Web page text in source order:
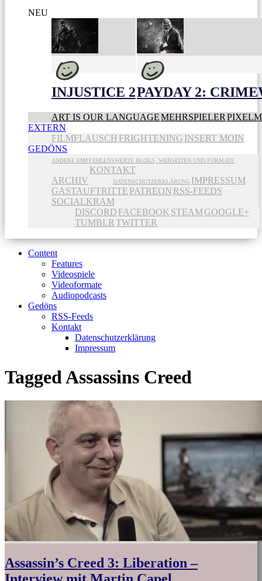
NEU
INJUSTICE 2PAYDAY 2:
ART IS OUR LANGUAGEMEHRSPIELER
EXTERN
FILMFLAUSCH FRIGHTENING INSERT MOIN
GEDÖNS
ANDERE EMPFEHLENSWERTE BLOGS, WEBSEITEN UND FORMATE
ARCHIV
KONTAKT
DATENSCHUTZERKLÄRUNG IMPRESSUM
GASTAUFTRITTE PATREON RSS-FEEDS
SOCIALKRAM
DISCORD FACEBOOK STEAMGOOGLE+
TUMBLR TWITTER
Content
Features
Videospiele
Videoformate
Audiopodcasts
Gedöns
RSS-Feeds
Kontakt
Datenschutzerklärung
Impressum
TaggedAssassins Creed
Assassin’s Creed 3: Liberation –